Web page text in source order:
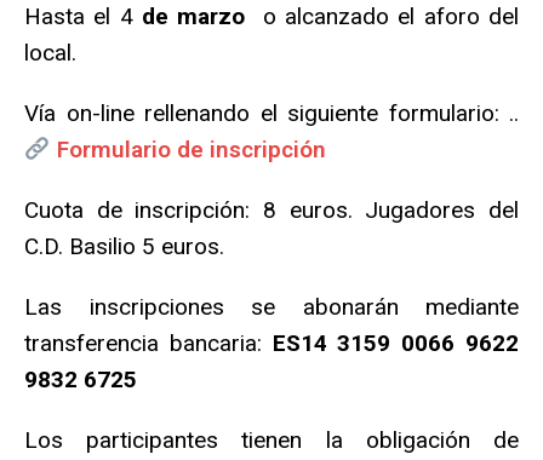
Hasta el 4de marzo
o alcanzado el aforo del
local.
Vía on-line rellenando el siguiente formulario: ..
Formulario de inscripción
Cuota de inscripción: 8 euros. Jugadores del
C.D. Basilio 5 euros.
Las inscripciones se abonarán mediante
transferencia bancaria: ES14 3159 0066 9622
9832 6725
Los participantes tienen la obligación de